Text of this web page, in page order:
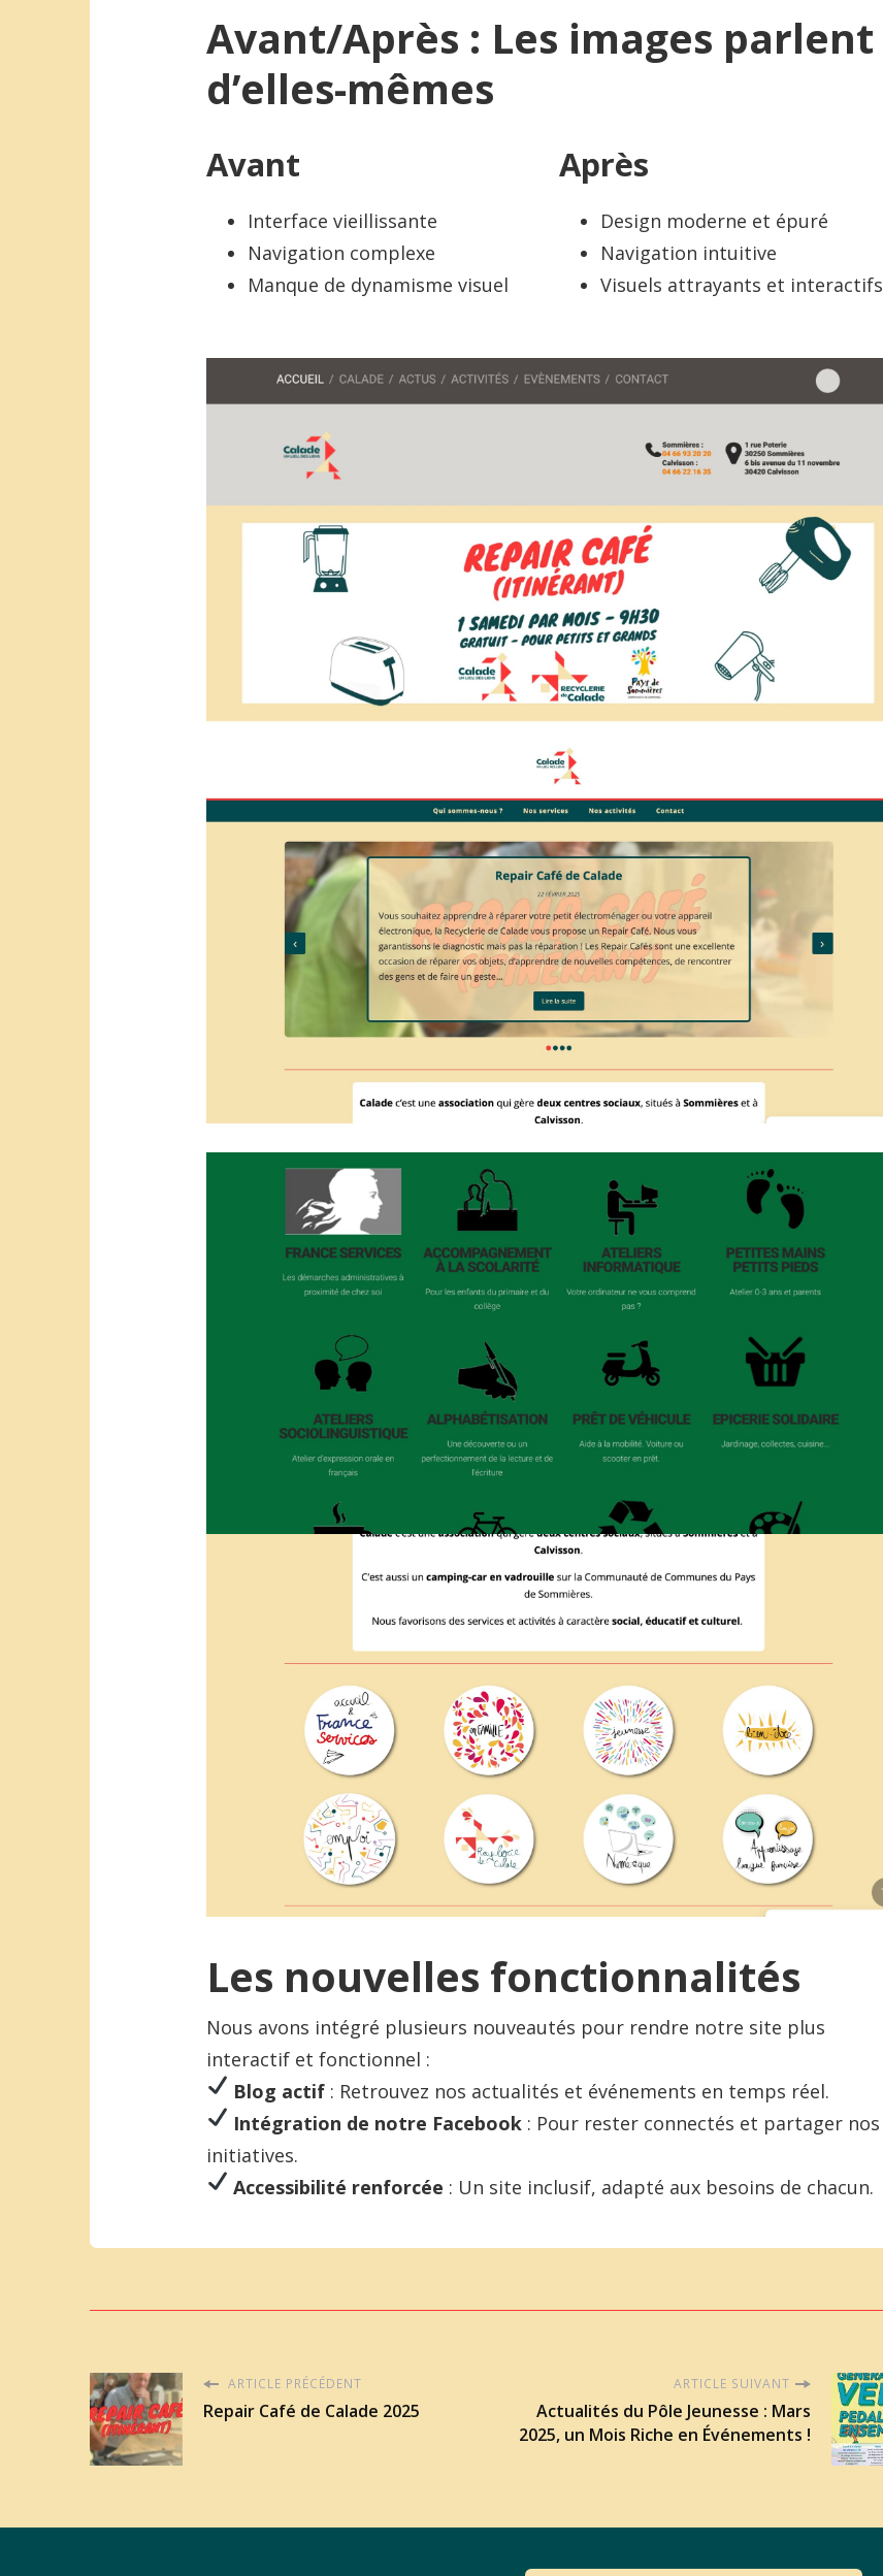
Avant/Après : Les images parlent
d’elles-mêmes
Avant
Interface vieillissante
Navigation complexe
Manque de dynamisme visuel
Après
Design moderne et épuré
Navigation intuitive
Visuels attrayants et interactifs
Les nouvelles fonctionnalités
Nous avons intégré plusieurs nouveautés pour rendre notre site plus
interactif et fonctionnel :
Blog actif: Retrouvez nos actualités et événements en temps réel.
Intégration de notre Facebook: Pour rester connectés et partager nos
initiatives.
Accessibilité renforcée : Un site inclusif, adapté aux besoins de chacun.
ARTICLE PRÉCÉDENT
Repair Café de Calade 2025
ARTICLE SUIVANT
Actualités du Pôle Jeunesse : Mars
2025, un Mois Riche en Événements !